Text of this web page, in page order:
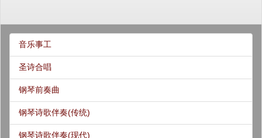
音乐事工
圣诗合唱
钢琴前奏曲
钢琴诗歌伴奏(传统)
钢琴诗歌伴奏(现代)